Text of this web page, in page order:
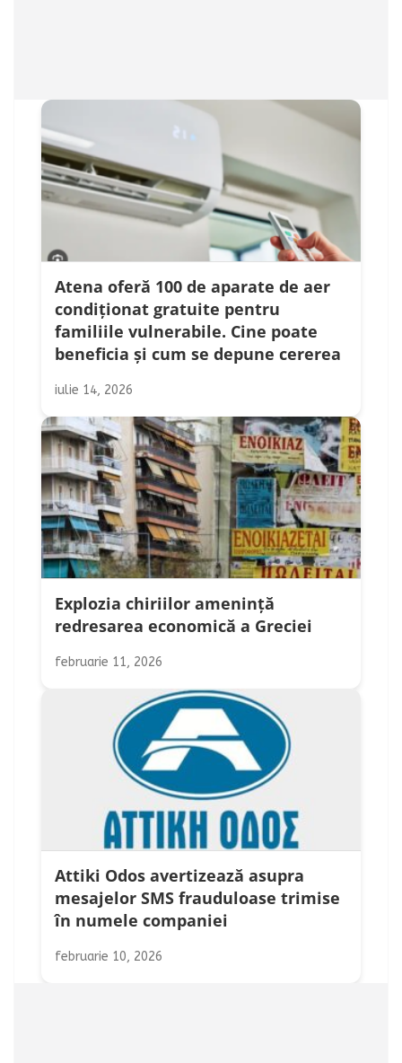
Atena oferă 100 de aparate de aer
condiționat gratuite pentru
familiile vulnerabile. Cine poate
beneficia și cum se depune cererea
iulie 14, 2026
Explozia chiriilor amenință
redresarea economică a Greciei
februarie 11, 2026
Attiki Odos avertizează asupra
mesajelor SMS frauduloase trimise
în numele companiei
februarie 10, 2026